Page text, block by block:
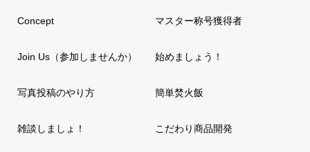
Concept
Join Us（参加しませんか）
写真投稿のやり方
雑談しましょ！
マスター称号獲得者
始めましょう！
簡単焚火飯
こだわり商品開発